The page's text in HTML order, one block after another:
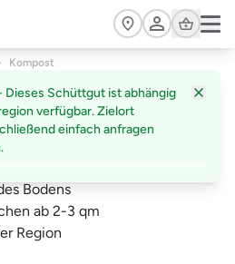
Cart
Dieses Schüttgut ist abhängig
verfügbar. Zielort
einfach anfragen
Kompost
wird erhalten und gefördert
Bodens
ab 2-3 qm
Region